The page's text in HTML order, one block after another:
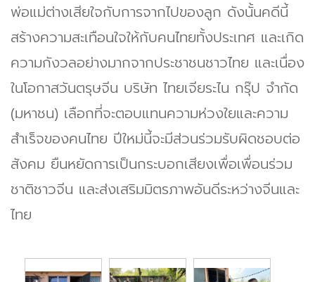
พ่อแม่ต่างเสียใจกับการจากไปของลูก ดังนั้นคดีนี้
สร้างความสะเทือนใจให้กับคนไทยทั้งประเทศ และเกิด
ความกังวลอย่างมากจากประชาชนชาวไทย และเนื่อง
ในโอกาสวันตรุษจีน บริษัท ไทยเจียระไน กรุ๊ป จำกัด
(มหาชน) เลือกที่จะตอบแทนความห่วงใยและความ
สําเร็จของคนไทย ปีใหม่นี้จะมีส่วนร่วมรับผิดชอบต่อ
สังคม ยืนหยัดการเป็นกระบอกเสียงเพื่อเพื่อนร่วม
ชาติชาวจีน และส่งเสริมมิตรภาพอันดีระหว่างจีนและ
ไทย